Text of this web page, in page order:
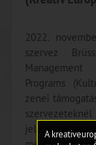
2022.
szervez
Programs
zenei
A